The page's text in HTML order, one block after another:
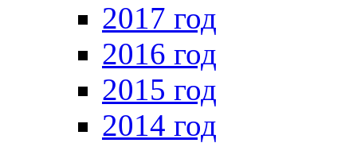
2017 год
2016 год
2015 год
2014 год